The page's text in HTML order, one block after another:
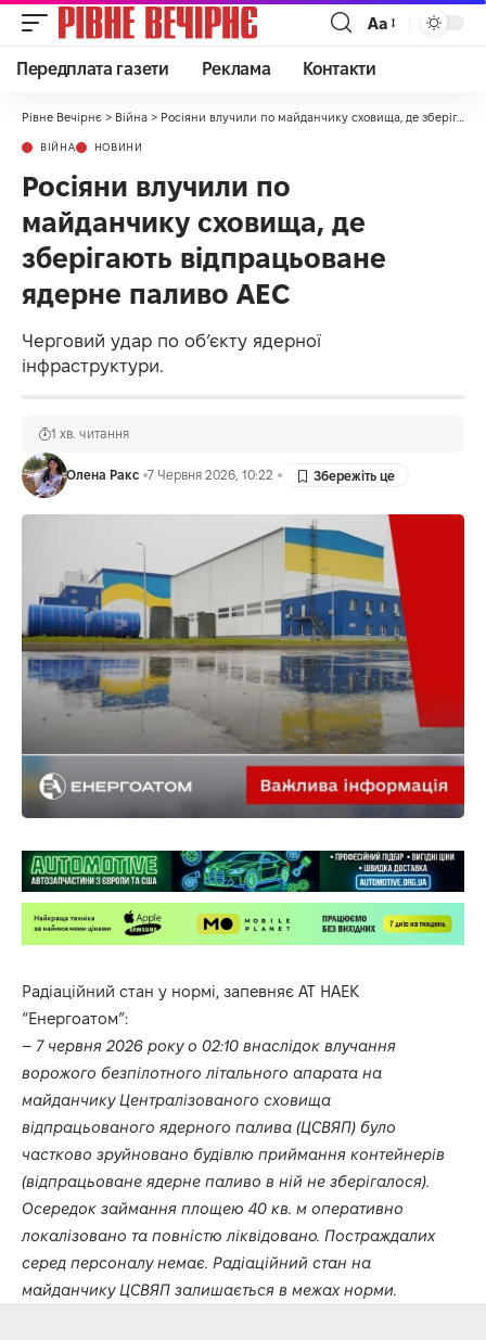
Аа
Передплата газети Реклама Контакти
Рівне Вечірнє > Війна > Росіяни влучили по майданчику сховища, де зберігають відпрацьоване ядерне паливо АЕС
ВІЙНА НОВИНИ
Росіяни влучили по
майданчику сховища, де
зберігають відпрацьоване
ядерне паливо АЕС
Черговий удар по об’єкту ядерної
інфраструктури.
Олена Ракс 7 Червня 2026, 10:22
1 хв. читання
Радіаційний стан у нормі, запевняє АТ НАЕК
“Енергоатом”:
– 7 червня 2026 року о 02:10 внаслідок влучання
ворожого безпілотного літального апарата на
майданчику Централізованого сховища
відпрацьованого ядерного палива (ЦСВЯП) було
частково зруйновано будівлю приймання контейнерів
(відпрацьоване ядерне паливо в ній не зберігалося).
Осередок займання площею 40 кв. м оперативно
локалізовано та повністю ліквідовано. Постраждалих
серед персоналу немає. Радіаційний стан на
майданчику ЦСВЯП залишається в межах норми.